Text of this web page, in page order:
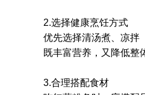
2.选择健康烹饪方式
优先选择清汤煮、凉拌
既丰富营养，又降低整
3.合理搭配食材